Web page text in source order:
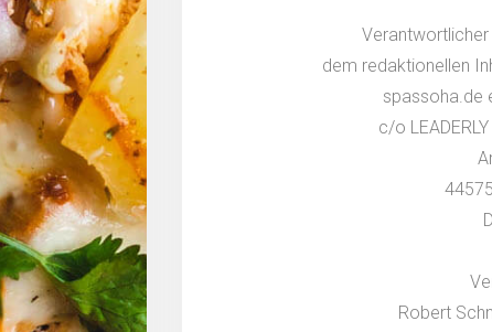
Verantwortlicher
dem redaktionellen
spassoha.de
c/o
Robert